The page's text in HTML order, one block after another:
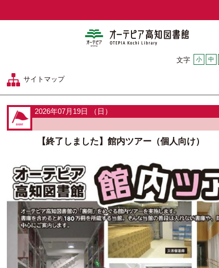
文字 小 中
サイトマップ
2026年07月19日 （日）
【終了しました】館内ツアー（個人向け）